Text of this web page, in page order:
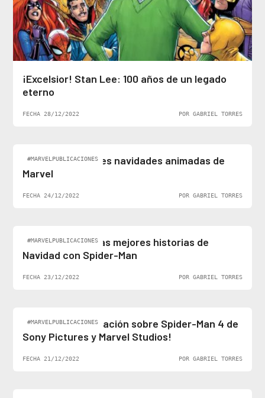
¡Excelsior! Stan Lee: 100 años de un legado
eterno
FECHA 28/12/2022 POR GABRIEL TORRES
#MARVELPUBLICACIONES
Top 5: Las mejores navidades animadas de
Marvel
FECHA 24/12/2022 POR GABRIEL TORRES
#MARVELPUBLICACIONES
Felices fiestas: las mejores historias de
Navidad con Spider-Man
FECHA 23/12/2022 POR GABRIEL TORRES
#MARVELPUBLICACIONES
¡Al fin hay información sobre Spider-Man 4 de
Sony Pictures y Marvel Studios!
FECHA 21/12/2022 POR GABRIEL TORRES